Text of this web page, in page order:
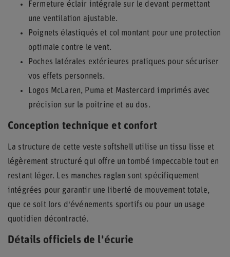
Fermeture éclair intégrale sur le devant permettant
une ventilation ajustable.
Poignets élastiqués et col montant pour une protection
optimale contre le vent.
Poches latérales extérieures pratiques pour sécuriser
vos effets personnels.
Logos McLaren, Puma et Mastercard imprimés avec
précision sur la poitrine et au dos.
Conception technique et confort
La structure de cette veste softshell utilise un tissu lisse et
légèrement structuré qui offre un tombé impeccable tout en
restant léger. Les manches raglan sont spécifiquement
intégrées pour garantir une liberté de mouvement totale,
que ce soit lors d'événements sportifs ou pour un usage
quotidien décontracté.
Détails officiels de l'écurie